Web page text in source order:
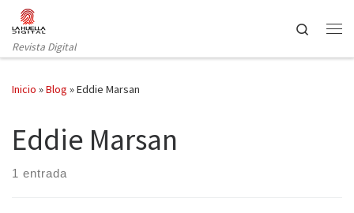
Saltar al contenido
Revista Digital
Search
Inicio »Blog »Eddie Marsan
Eddie Marsan
1 entrada